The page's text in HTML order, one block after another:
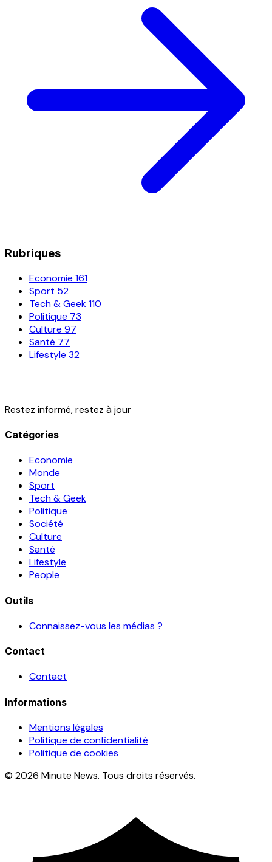
Rubriques
Economie 161
Sport 52
Tech & Geek110
Politique 73
Culture 97
Santé 77
Lifestyle 32
Restez informé, restez à jour
Catégories
Economie
Monde
Sport
Tech & Geek
Politique
Société
Culture
Santé
Lifestyle
People
Outils
Connaissez-vous les médias ?
Contact
Contact
Informations
Mentions légales
Politique de confidentialité
Politique de cookies
© 2026 Minute News. Tous droits réservés.